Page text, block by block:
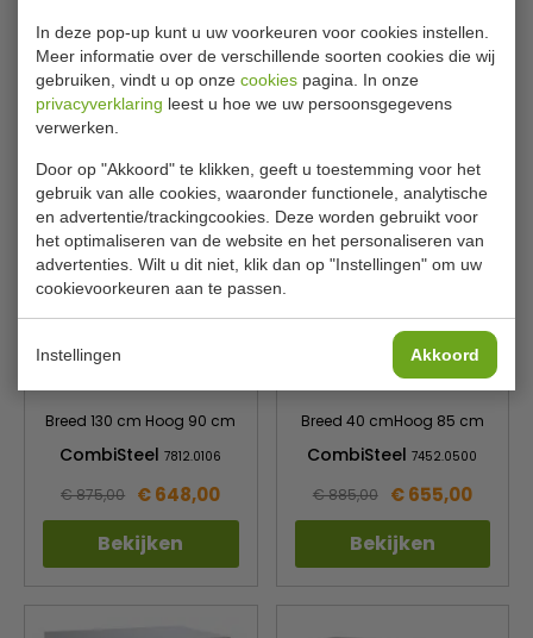
In deze pop-up kunt u uw voorkeuren voor cookies instellen.
Meer informatie over de verschillende soorten cookies die wij
gebruiken, vindt u op onze cookies pagina. In onze
privacyverklaring leest u hoe we uw persoonsgegevens
verwerken.
Door op "Akkoord" te klikken, geeft u toestemming voor het
gebruik van alle cookies, waaronder functionele, analytische
en advertentie/trackingcookies. Deze worden gebruikt voor
het optimaliseren van de website en het personaliseren van
advertenties. Wilt u dit niet, klik dan op "Instellingen" om uw
cookievoorkeuren aan te passen.
Instellingen Akkoord
CombiSteel7452.3025
€ 865,00 € 640,00
Bekijken
CombiSteel7812.0400
€ 870,00 € 644,00
Breed 130 cm Hoog 90 cm
CombiSteel7812.0106
€ 875,00 € 648,00
Bekijken
Breed 40 cmHoog 85 cm
CombiSteel7452.0500
€ 885,00 € 655,00
Bekijken